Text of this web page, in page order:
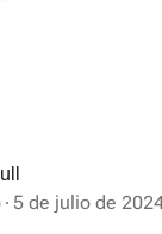
5 de julio de